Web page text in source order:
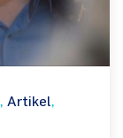
, Artikel,